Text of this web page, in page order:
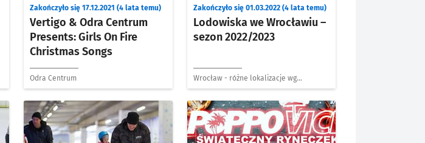
Vertigo & Odra Centrum
Presents: Girls On Fire
Christmas Songs
Zakończyło się 17.12.2021 (4 lata temu)
Odra Centrum
Lodowiska we Wrocławiu –
sezon 2022/2023
Zakończyło się 01.03.2022 (4 lata temu)
Wrocław - różne lokalizacje wg
programu dnia